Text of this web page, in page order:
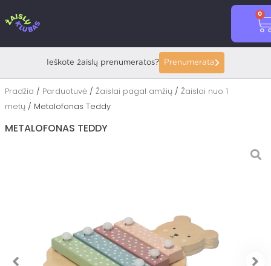
prie
0
Ieškote žaislų prenumeratos? Prenumerata
Pradžia / Parduotuvė / Žaislai pagal amžių / Žaislai nuo 1
metų / Metalofonas Teddy
METALOFONAS TEDDY